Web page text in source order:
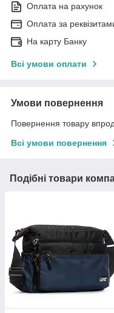
Оплата на рахунок
Оплата за
На карту Банку
Всі умови оплати
Умови повернення
Повернення товару
Всі умови повернення
Подібні товари